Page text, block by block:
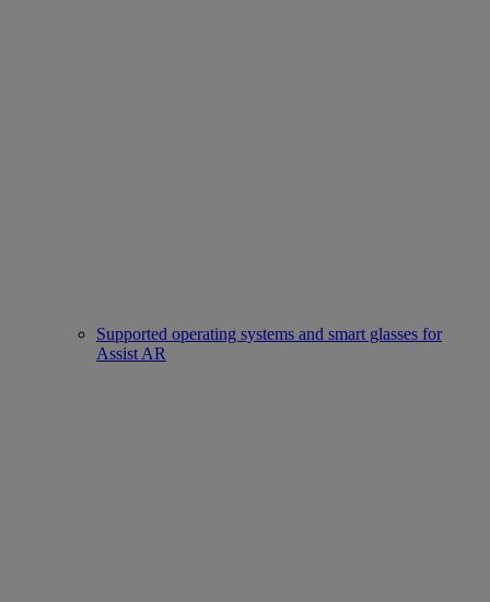
Supported operating systems and smart glasses for
Assist AR